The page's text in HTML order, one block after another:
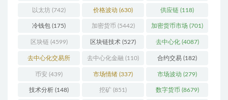
以太坊 (742) 价格波动 (630) 供应链 (118)
冷钱包 (175) 加密货币 (5442) 加密货币市场 (701)
区块链(4599) 区块链技术 (527) 去中心化(4087)
去中心化交易所
(196)
去中心化金融 (110) 合约交易 (182)
币安 (439) 市场情绪 (337) 市场波动 (279)
技术分析 (148) 挖矿 (851) 数字货币 (8679)